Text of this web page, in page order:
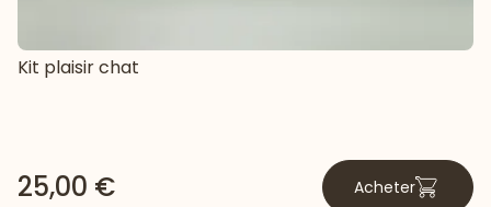
Kit plaisir chat
25,00 € Acheter